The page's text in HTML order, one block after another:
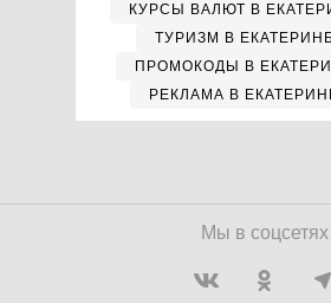
КУРСЫ ВАЛЮТ В
ТУРИЗМ В
ПРОМОКОДЫ В
РЕКЛАМА В
Мы в соцсетях